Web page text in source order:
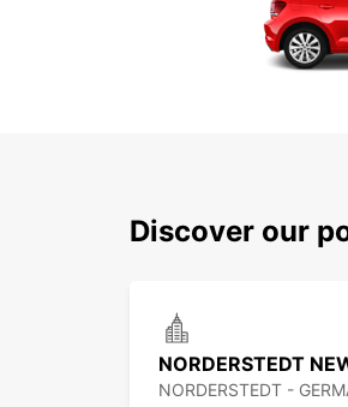
Discover our
NORDERSTEDT -